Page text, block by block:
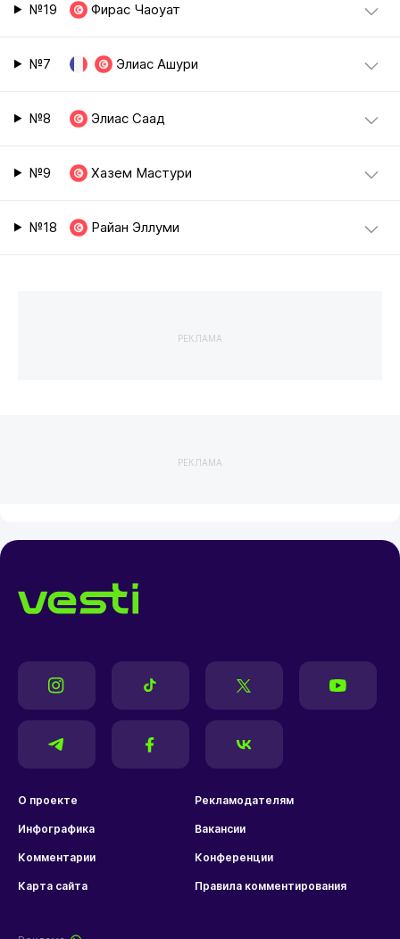
№19 Фирас Чаоуат
№7 Элиас Ашури
№8 Элиас Саад
№9 Хазем Мастури
№18 Райан Эллуми
РЕКЛАМА
РЕКЛАМА
О проекте Рекламодателям
Инфографика Вакансии
Комментарии Конференции
Карта сайта Правила комментирования